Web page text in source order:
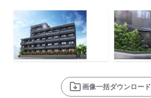
画像一括ダウンロード